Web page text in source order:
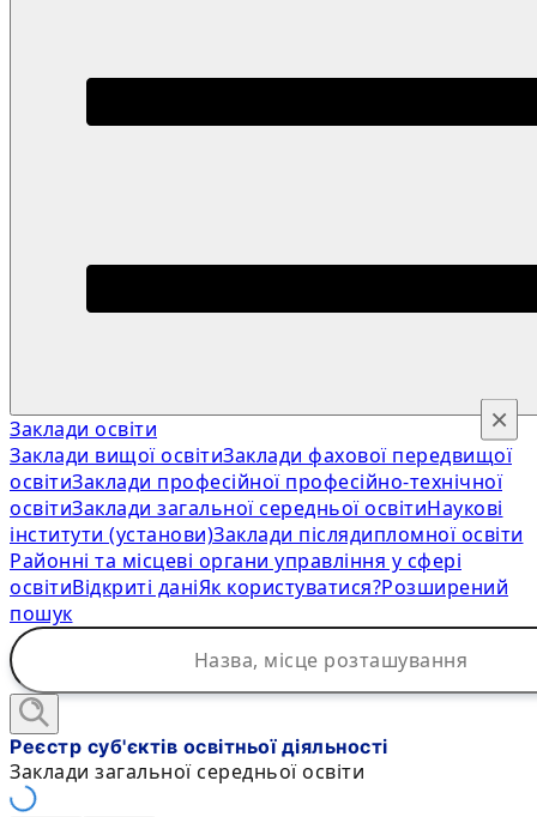
Заклади освіти
Заклади вищої освітиЗаклади фахової передвищої
освітиЗаклади професійної професійно-технічної
освітиЗаклади загальної середньої освітиНаукові
інститути (установи)Заклади післядипломної освіти
Районні та місцеві органи управління у сфері
освітиВідкриті даніЯк користуватися?Розширений
пошук
×
Реєстр суб'єктів освітньої діяльності
Заклади загальної середньої освіти